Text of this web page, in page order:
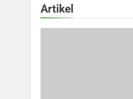
Artikel